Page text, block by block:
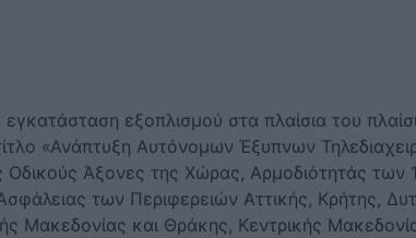
εξοπλισμού στα πλαίσια του
«Ανάπτυξη Αυτόνομων Έξυπνων
Άξονες της Χώρας, Αρμοδιότητάς των
των Περιφερειών Αττικής, Κρήτης,
Μακεδονίας και Θράκης, Κεντρικής